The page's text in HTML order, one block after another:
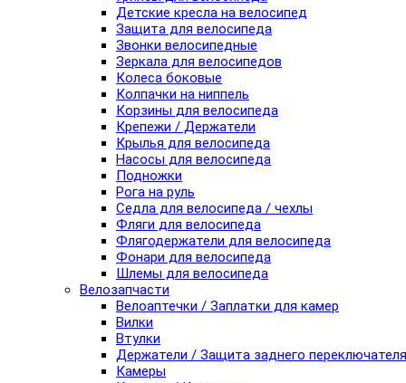
Детские кресла на велосипед
Защита для велосипеда
Звонки велосипедные
Зеркала для велосипедов
Колеса боковые
Колпачки на ниппель
Корзины для велосипеда
Крепежи / Держатели
Крылья для велосипеда
Насосы для велосипеда
Подножки
Рога на руль
Седла для велосипеда / чехлы
Фляги для велосипеда
Флягодержатели для велосипеда
Фонари для велосипеда
Шлемы для велосипеда
Велозапчасти
Велоаптечки / Заплатки для камер
Вилки
Втулки
Держатели / Защита заднего переключателя
Камеры